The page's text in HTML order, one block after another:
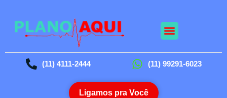
(11) 4111-2444 (11) 99291-6023
Ligamos pra Você